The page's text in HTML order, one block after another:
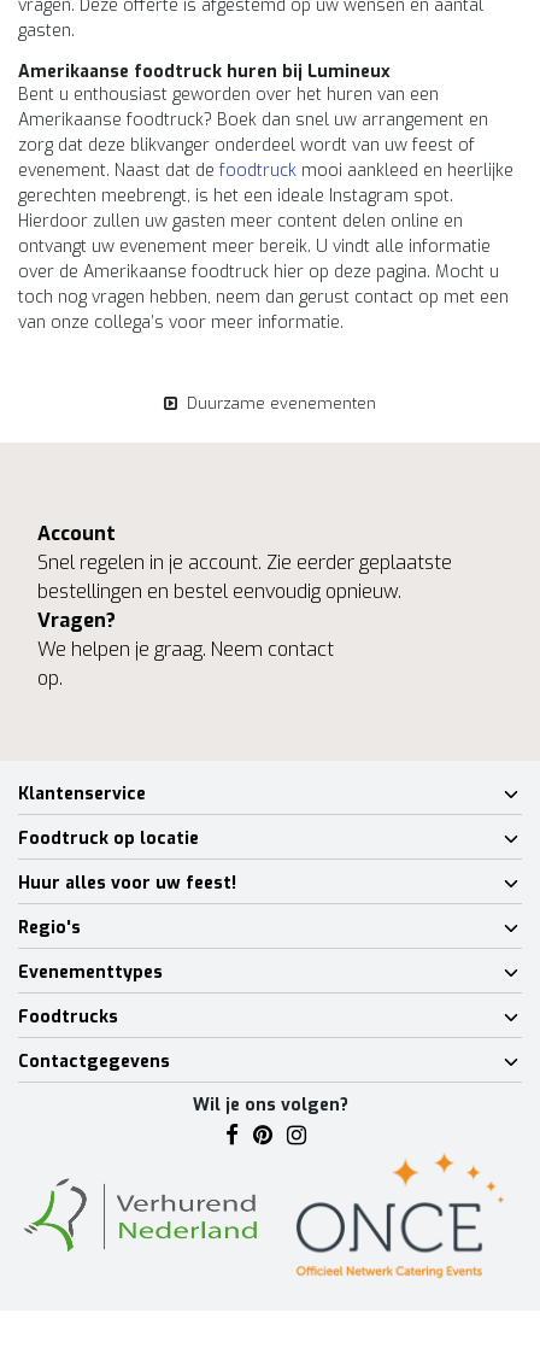
vragen. Deze offerte is afgestemd op uw wensen en aantal
gasten.
Amerikaanse foodtruck huren bij Lumineux
Bent u enthousiast geworden over het huren van een
Amerikaanse foodtruck? Boek dan snel uw arrangement en
zorg dat deze blikvanger onderdeel wordt van uw feest of
evenement. Naast dat de foodtruck mooi aankleed en heerlijke
gerechten meebrengt, is het een ideale Instagram spot.
Hierdoor zullen uw gasten meer content delen online en
ontvangt uw evenement meer bereik. U vindt alle informatie
over de Amerikaanse foodtruck hier op deze pagina. Mocht u
toch nog vragen hebben, neem dan gerust contact op met een
van onze collega’s voor meer informatie.
Duurzame evenementen
Account
Snel regelen in je account. Zie eerder geplaatste
bestellingen en bestel eenvoudig opnieuw.
Vragen?
We helpen je graag. Neem contact
op.
Klantenservice
Foodtruck op locatie
Huur alles voor uw feest!
Regio's
Evenementtypes
Foodtrucks
Contactgegevens
Wil je ons volgen?